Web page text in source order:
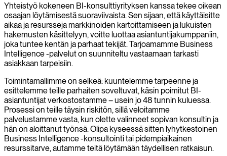
Yhteistyö kokeneen BI-konsulttiyrityksen kanssa tekee oikean
osaajan löytämisestä suoraviivaista. Sen sijaan, että käyttäisitte
aikaa ja resursseja markkinoiden kartoittamiseen ja lukuisten
hakemusten käsittelyyn, voitte luottaa asiantuntijakumppaniin,
joka tuntee kentän ja parhaat tekijät. Tarjoamamme Business
Intelligence -palvelut on suunniteltu vastaamaan tarkasti
asiakkaan tarpeisiin.
Toimintamallimme on selkeä: kuuntelemme tarpeenne ja
esittelemme teille parhaiten soveltuvat, käsin poimitut BI-
asiantuntijat verkostostamme – usein jo 48 tunnin kuluessa.
Prosessi on teille täysin riskitön, sillä veloitamme
palvelustamme vasta, kun olette valinneet sopivan konsultin ja
hän on aloittanut työnsä. Olipa kyseessä sitten lyhytkestoinen
Business Intelligence -konsultointi tai pidempiaikainen
resurssitarve, autamme teitä löytämään täydellisen ratkaisun.